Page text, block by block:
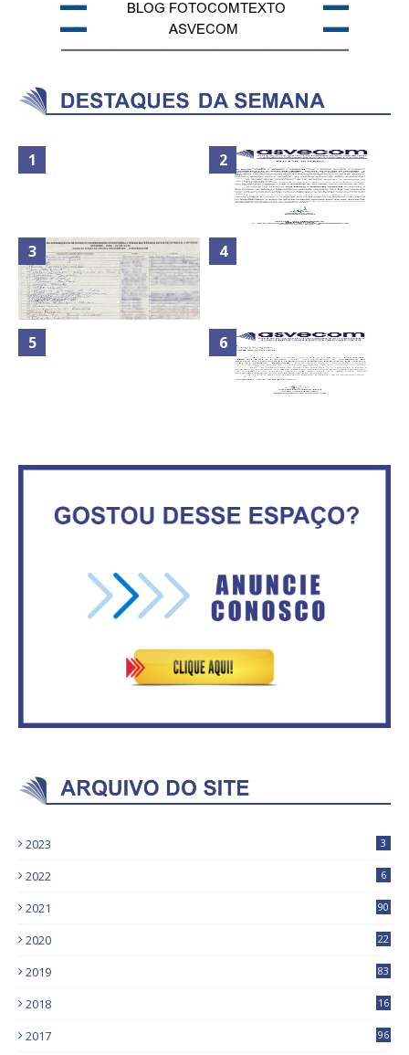
Nota de Repúdio: A violência
praticada contra os jornalistas
Maior São João do Cerrado
consumidores estão
inadimplentes
ASVECOM: Renúncia Ana Neves
2023 3
2022 6
2021 90
2020
22
2019
83
2018
16
2017
96